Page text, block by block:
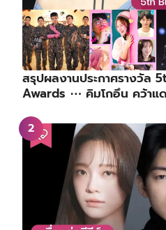
สรุปผลงานประกาศรางวัล
Awards ⋯ คิมโกอึน คว้าแ